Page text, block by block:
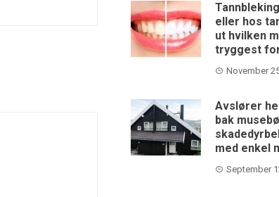
eller hos
ut hvilken
tryggest
November
Avslører
bak
med enkel
September